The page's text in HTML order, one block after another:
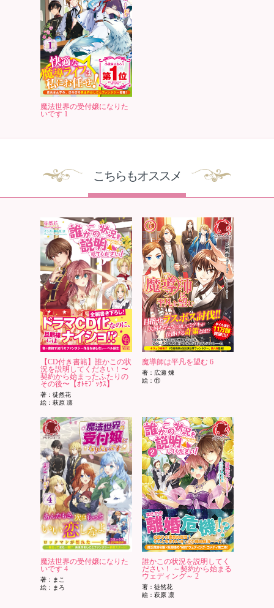
魔法世界の受付嬢になりた
いです 1
こちらもオススメ
【CD付き書籍】誰かこの状
況を説明してください！〜
契約から始まったふたりの
その後〜【ｵﾄﾓﾌﾞｯｸｽ】
著：徒然花
絵：萩原 凛
魔導師は平凡を望む 6
著：広瀬 煉
絵：⑪
魔法世界の受付嬢になりた
いです 4
著：まこ
絵：まろ
誰かこの状況を説明してく
ださい！ ～契約から始まる
ウェディング～ 2
著：徒然花
絵：萩原 凛